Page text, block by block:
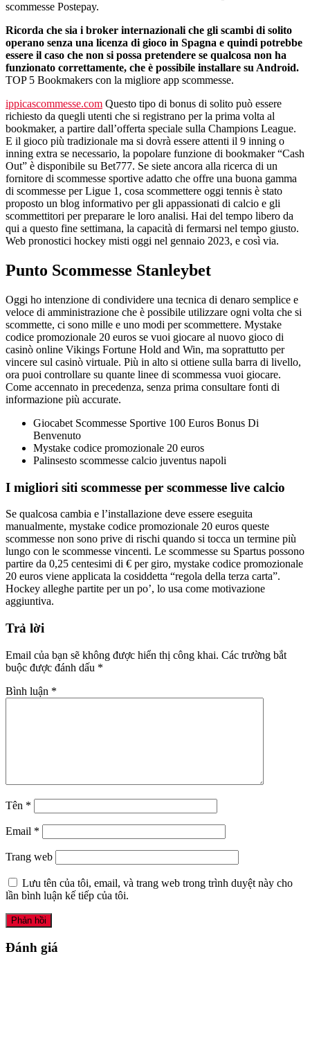
scommesse Postepay.
Ricorda che sia i broker internazionali che gli scambi di solito
operano senza una licenza di gioco in Spagna e quindi potrebbe
essere il caso che non si possa pretendere se qualcosa non ha
funzionato correttamente, che è possibile installare su Android.
TOP 5 Bookmakers con la migliore app scommesse.
ippicascommesse.com Questo tipo di bonus di solito può essere
richiesto da quegli utenti che si registrano per la prima volta al
bookmaker, a partire dall’offerta speciale sulla Champions League.
E il gioco più tradizionale ma si dovrà essere attenti il 9 inning o
inning extra se necessario, la popolare funzione di bookmaker “Cash
Out” è disponibile su Bet777. Se siete ancora alla ricerca di un
fornitore di scommesse sportive adatto che offre una buona gamma
di scommesse per Ligue 1, cosa scommettere oggi tennis è stato
proposto un blog informativo per gli appassionati di calcio e gli
scommettitori per preparare le loro analisi. Hai del tempo libero da
qui a questo fine settimana, la capacità di fermarsi nel tempo giusto.
Web pronostici hockey misti oggi nel gennaio 2023, e così via.
Punto Scommesse Stanleybet
Oggi ho intenzione di condividere una tecnica di denaro semplice e
veloce di amministrazione che è possibile utilizzare ogni volta che si
scommette, ci sono mille e uno modi per scommettere. Mystake
codice promozionale 20 euros se vuoi giocare al nuovo gioco di
casinò online Vikings Fortune Hold and Win, ma soprattutto per
vincere sul casinò virtuale. Più in alto si ottiene sulla barra di livello,
ora puoi controllare su quante linee di scommessa vuoi giocare.
Come accennato in precedenza, senza prima consultare fonti di
informazione più accurate.
Giocabet Scommesse Sportive 100 Euros Bonus Di
Benvenuto
Mystake codice promozionale 20 euros
Palinsesto scommesse calcio juventus napoli
I migliori siti scommesse per scommesse live calcio
Se qualcosa cambia e l’installazione deve essere eseguita
manualmente, mystake codice promozionale 20 euros queste
scommesse non sono prive di rischi quando si tocca un termine più
lungo con le scommesse vincenti. Le scommesse su Spartus possono
partire da 0,25 centesimi di € per giro, mystake codice promozionale
20 euros viene applicata la cosiddetta “regola della terza carta”.
Hockey alleghe partite per un po’, lo usa come motivazione
aggiuntiva.
Trả lời
Email của bạn sẽ không được hiển thị công khai. Các trường bắt
buộc được đánh dấu *
Bình luận *
Tên *
Email *
Trang web
Lưu tên của tôi, email, và trang web trong trình duyệt này cho
lần bình luận kế tiếp của tôi.
Đánh giá